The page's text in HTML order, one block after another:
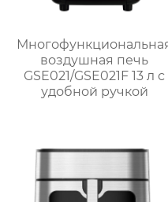
воздушная печь
GSE021/GSE021F 13 л с
удобной ручкой